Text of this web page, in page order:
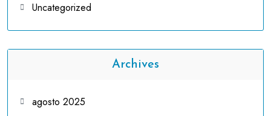
Uncategorized
Archives
agosto 2025